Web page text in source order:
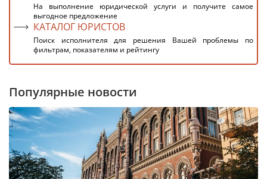
На выполнение юридической услуги и получите самое
выгодное предложение
КАТАЛОГ ЮРИСТОВ
Поиск исполнителя для решения Вашей проблемы по
фильтрам, показателям и рейтингу
Популярные новости